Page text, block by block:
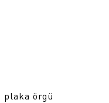
plaka örgü